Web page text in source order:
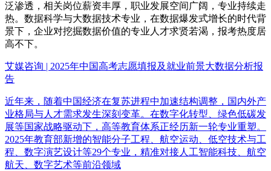
泛渗透，相关岗位薪资丰厚，职业发展空间广阔，专业持续走
热。数据科学与大数据技术专业，在数据爆发式增长的时代背
景下，企业对挖掘数据价值的专业人才求贤若渴，报考热度居
高不下。
艾媒咨询 | 2025年中国高考志愿填报及就业前景大数据分析报
告
近年来，随着中国经济在复苏进程中加速结构调整，国内外产
业格局与人才需求发生深刻变革。在数字化转型、绿色低碳发
展等国家战略驱动下，高等教育体系正经历新一轮专业重塑。
2025年教育部新增的智能分子工程、航空运动、低空技术与工
程、数字演艺设计等29个专业，精准对接人工智能科技、航空
航天、数字艺术等前沿领域